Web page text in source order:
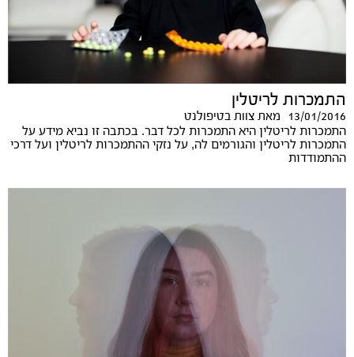
התמכרות לריטלין
13/01/2016 מאת צוות בטיפולנט
התמכרות לריטלין היא התמכרות לכל דבר. בכתבה זו נביא מידע על
התמכרות לריטלין והגורמים לה, על נזקי ההתמכרות לריטלין ועל דרכי
ההתמודדות